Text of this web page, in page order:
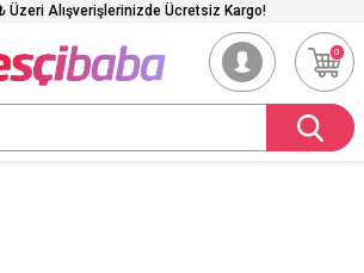
Üzeri Alışverişlerinizde Ücretsiz Kargo!
0